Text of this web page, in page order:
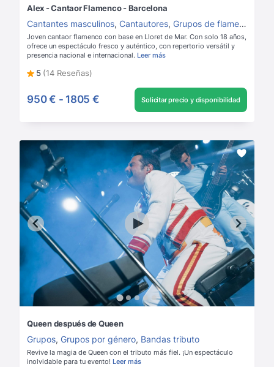
Alex - Cantaor Flamenco - Barcelona
Cantantes masculinos, Cantautores, Grupos de flamenco
Joven cantaor flamenco con base en Lloret de Mar. Con solo 18 años,
ofrece un espectáculo fresco y auténtico, con repertorio versátil y
presencia nacional e internacional. Leer más
5 (14 Reseñas)
950 € - 1805 € Solicitar precio y disponibilidad
Queen después de Queen
Grupos, Grupos por género, Bandas tributo
Revive la magia de Queen con el tributo más fiel. ¡Un espectáculo
inolvidable para tu evento! Leer más